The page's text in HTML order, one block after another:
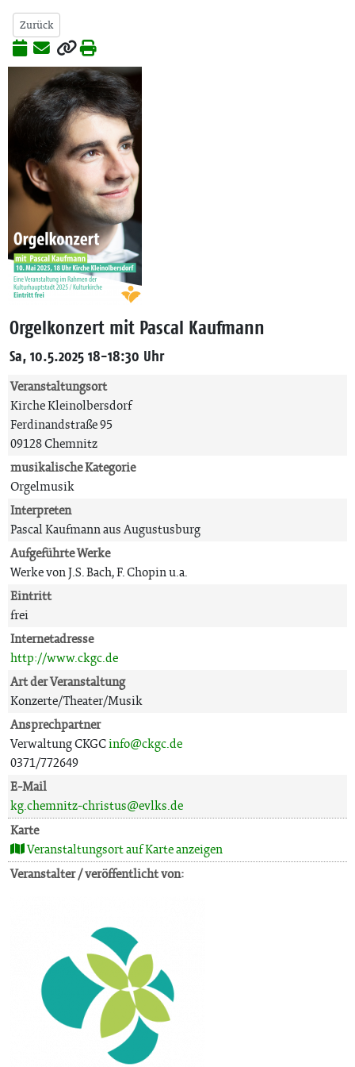
Zurück
Orgelkonzert mit Pascal Kaufmann
Sa, 10.5.2025 18-18:30 Uhr
Veranstaltungsort
Kirche Kleinolbersdorf
Ferdinandstraße 95
09128 Chemnitz
musikalische Kategorie
Orgelmusik
Interpreten
Pascal Kaufmann aus Augustusburg
Aufgeführte Werke
Werke von J.S. Bach, F. Chopin u.a.
Eintritt
frei
Internetadresse
http://www.ckgc.de
Art der Veranstaltung
Konzerte/Theater/Musik
Ansprechpartner
Verwaltung CKGCinfo@ckgc.de
0371/772649
E-Mail
kg.chemnitz-christus@evlks.de
Karte
Veranstaltungsort auf Karte anzeigen
Veranstalter / veröffentlicht von: